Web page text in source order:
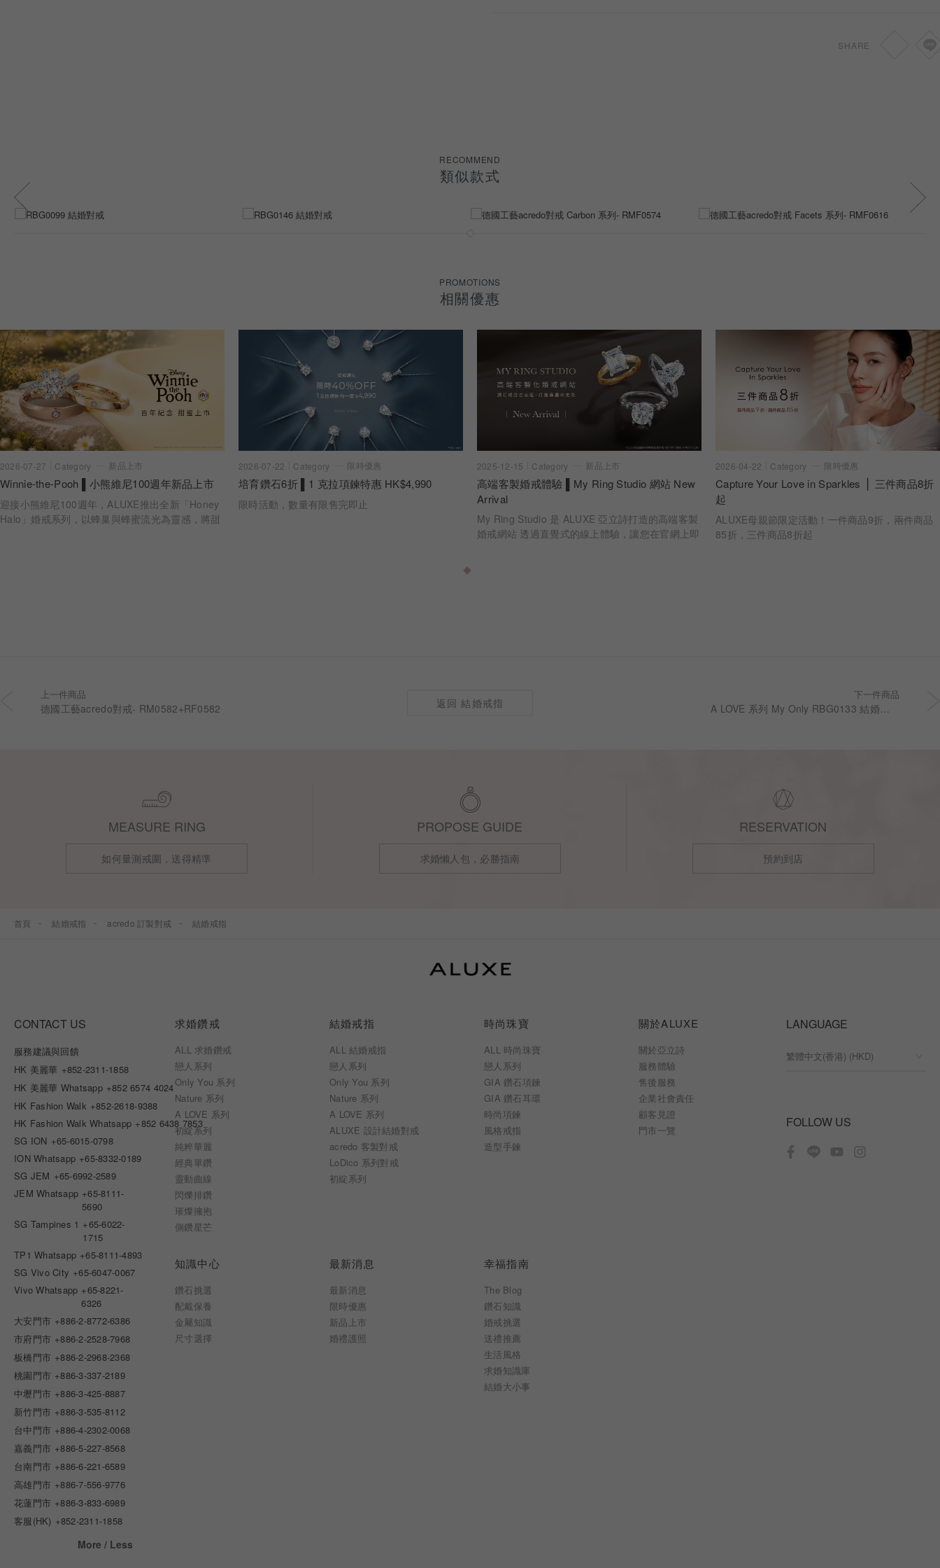
SHARE
RECOMMEND
類似款式
PROMOTIONS
相關優惠
2026-07-27 Category 新品上市
Winnie-the-Pooh ▌小熊維尼100週年新品上市
迎接小熊維尼100週年，ALUXE推出全新「Honey
Halo」婚戒系列，以蜂巢與蜂蜜流光為靈感，將甜
2026-07-22 Category 限時優惠
培育鑽石6折 ▌1 克拉項鍊特惠 HK$4,990
限時活動，數量有限售完即止
2025-12-15 Category 新品上市
高端客製婚戒體驗 ▌My Ring Studio 網站 New
Arrival
My Ring Studio 是 ALUXE 亞立詩打造的高端客製
婚戒網站 透過直覺式的線上體驗，讓您在官網上即
2026-04-22 Category 限時優惠
Capture Your Love in Sparkles ⎪ 三件商品8折
起
ALUXE母親節限定活動！一件商品9折，兩件商品
85折，三件商品8折起
上一件商品
德國工藝acredo對戒- RM0582+RF0582
下一件商品
返回 結婚戒指
MEASURE RING
如何量測戒圍，送得精準
PROPOSE GUIDE
求婚懶人包，必勝指南
RESERVATION
預約到店
首頁 結婚戒指 acredo 訂製對戒 結婚戒指
CONTACT US
服務建議與回饋
HK 美麗華 +852-2311-1858
HK 美麗華 Whatsapp +852 6574 4024
HK Fashion Walk +852-2618-9388
HK Fashion Walk Whatsapp +852 6438 7853
SG ION +65-6015-0798
ION Whatsapp +65-8332-0189
SG JEM +65-6992-2589
JEM Whatsapp +65-8111-
5690
SG Tampines 1 +65-6022-
1715
TP1 Whatsapp +65-8111-4893
SG Vivo City +65-6047-0067
Vivo Whatsapp +65-8221-
6326
大安門市 +886-2-8772-6386
市府門市 +886-2-2528-7968
板橋門市 +886-2-2968-2368
桃園門市 +886-3-337-2189
中壢門市 +886-3-425-8887
新竹門市 +886-3-535-8112
台中門市 +886-4-2302-0068
嘉義門市 +886-5-227-8568
台南門市 +886-6-221-6589
高雄門市 +886-7-556-9776
花蓮門市 +886-3-833-6989
客服(HK) +852-2311-1858
More / Less
求婚鑽戒
ALL 求婚鑽戒
戀人系列
Only You 系列
Nature 系列
A LOVE 系列
初綻系列
純粹華麗
經典單鑽
靈動曲線
閃爍排鑽
璀燦擁抱
側鑽星芒
結婚戒指
ALL 結婚戒指
戀人系列
Only You 系列
Nature 系列
A LOVE 系列
ALUXE 設計結婚對戒
acredo 客製對戒
LoDico 系列對戒
初綻系列
時尚珠寶
ALL 時尚珠寶
戀人系列
GIA 鑽石項鍊
GIA 鑽石耳環
時尚項鍊
風格戒指
造型手鍊
關於ALUXE
關於亞立詩
服務體驗
售後服務
企業社會責任
顧客見證
門市一覽
知識中心
鑽石挑選
配戴保養
金屬知識
尺寸選擇
最新消息
最新消息
限時優惠
新品上市
婚禮護照
幸福指南
The Blog
鑽石知識
婚戒挑選
送禮推薦
生活風格
求婚知識庫
結婚大小事
LANGUAGE
FOLLOW US